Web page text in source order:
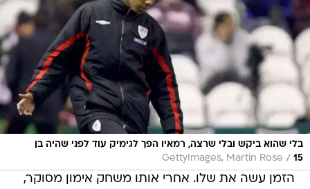
בלי שהוא ביקש ובלי שרצה, רמאיו הפך לגימיק עוד לפני שהיה בן
15
/
GettyImages, Martin Rose
הזמן עשה את שלו. אחרי אותו משחק אימון מסוקר,